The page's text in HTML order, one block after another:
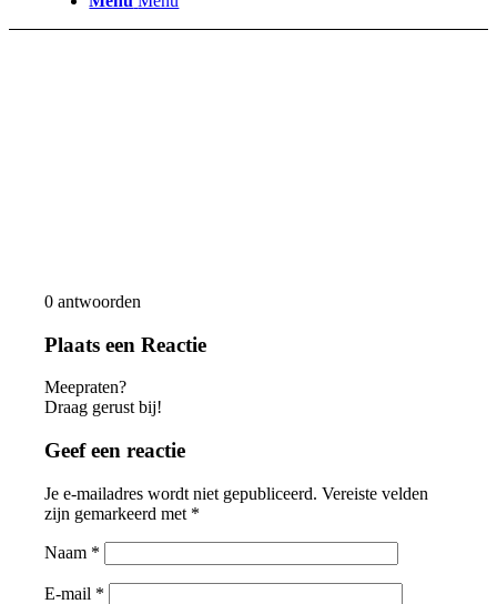
0 antwoorden
Plaats een Reactie
Meepraten?
Draag gerust bij!
Geef een reactie
Je e-mailadres wordt niet gepubliceerd. Vereiste velden
zijn gemarkeerd met *
Naam *
E-mail *